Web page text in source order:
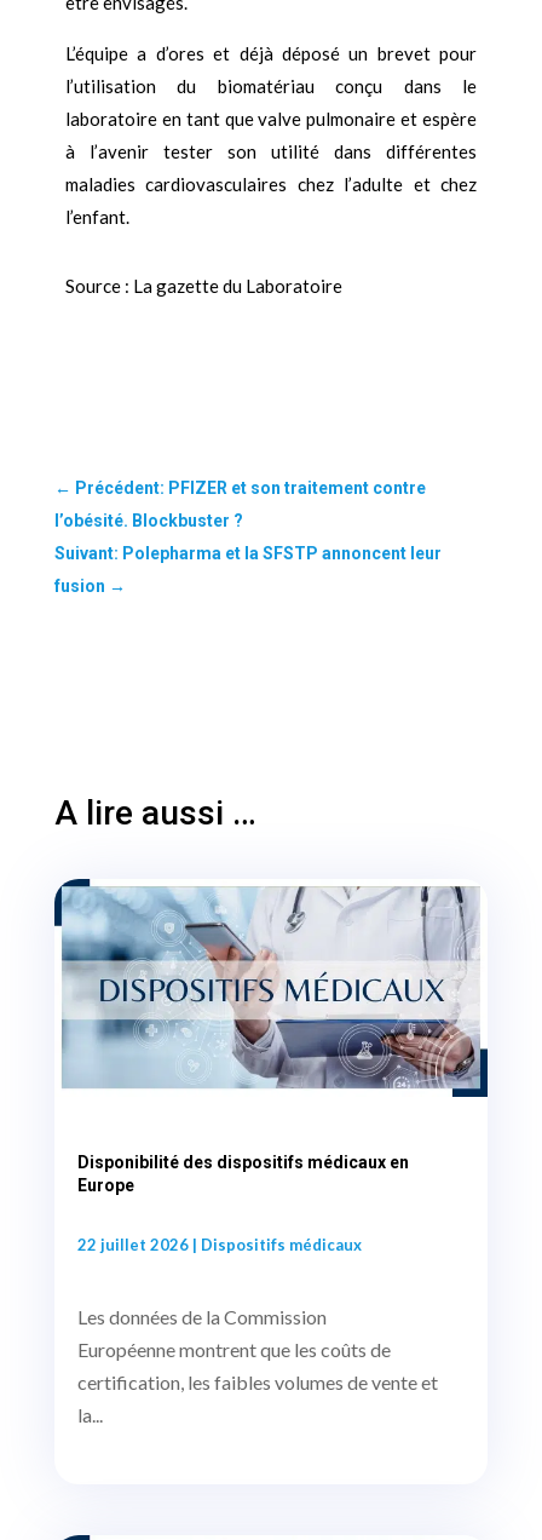
L’équipe a d’ores et déjà déposé un brevet pour
l’utilisation du biomatériau conçu dans le
laboratoire en tant que valve pulmonaire et espère
à l’avenir tester son utilité dans différentes
maladies cardiovasculaires chez l’adulte et chez
l’enfant.
Source : La gazette du Laboratoire
← Précédent: PFIZER et son traitement contre
l’obésité. Blockbuster ?
Suivant: Polepharma et la SFSTP annoncent leur
fusion →
A lire aussi …
Disponibilité des dispositifs médicaux en
Europe
22 juillet 2026| Dispositifs médicaux
Les données de la Commission
Européenne montrent que les coûts de
certification, les faibles volumes de vente et
la...